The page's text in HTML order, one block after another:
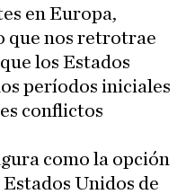
en Europa,
que nos retrotrae
los Estados
períodos iniciales
conflictos
como la opción
Unidos de